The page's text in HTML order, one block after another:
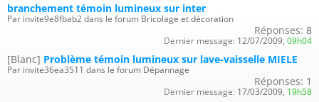
branchement témoin lumineux sur inter
Par invite9e8fbab2 dans le forum Bricolage et décoration
Réponses: 8
Dernier message: 12/07/2009, 09h04
[Blanc] Problème témoin lumineux sur lave-vaisselle MIELE
Par invite36ea3511 dans le forum Dépannage
Réponses: 1
Dernier message: 17/03/2009, 19h58